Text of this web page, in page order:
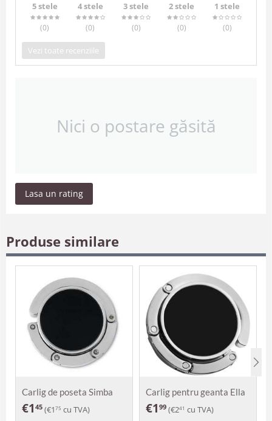
5 stele
(0)
4 stele
(0)
3 stele
(0)
2 stele
(0)
1 stele
(0)
Vezi toate recenziile
Nici o postare găsită
Lasa un rating
Produse similare
Carlig de poseta Simba
€1 45 (€1 75 cu TVA)
Carlig pentru geanta Ella
€1 99 (€241 cu TVA)